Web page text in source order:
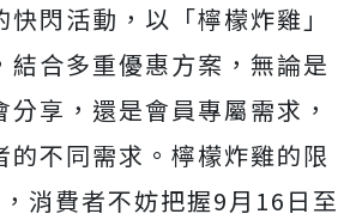
閃活動，以「檸檬炸雞」
結合多重優惠方案，無論是
分享，還是會員專屬需求，
的不同需求。檸檬炸雞的限
消費者不妨把握9月16日至